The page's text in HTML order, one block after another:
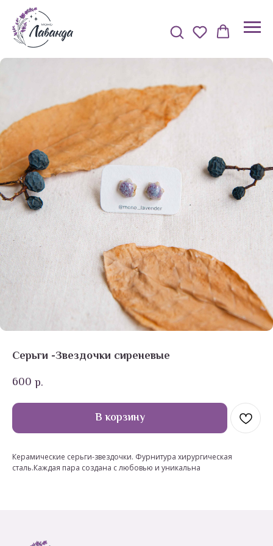
Серьги -Звездочки сиреневые
600 р.
В корзину
Керамические серьги-звездочки. Фурнитура хирургическая
сталь.Каждая пара создана с любовью и уникальна